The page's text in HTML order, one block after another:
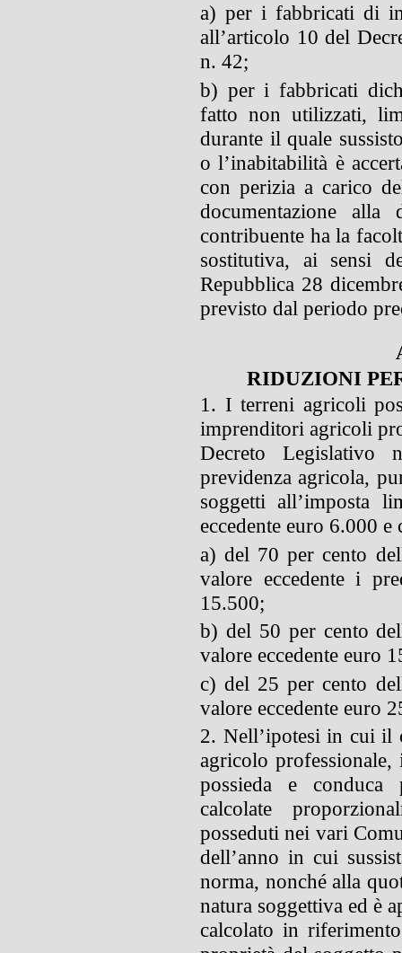
a) per i fabbricati di
all’articolo 10 del
n. 42;
b) per i fabbricati
fatto non utilizzati,
durante il quale
o l’inabitabilità è
con perizia a carico
documentazione
contribuente ha la
sostitutiva, ai sensi
Repubblica 28
previsto dal periodo
RIDUZIONI
1. I terreni agricoli
imprenditori agricoli
Decreto
previdenza agricola,
soggetti all’imposta
eccedente euro 6.000
a) del 70 per cento
valore eccedente i
15.500;
b) del 50 per cento
valore eccedente euro
c) del 25 per cento
valore eccedente euro
2. Nell’ipotesi in cui il
agricolo
possieda e
calcolate
posseduti nei vari
dell’anno in cui
norma, nonché alla
natura soggettiva ed è
calcolato in